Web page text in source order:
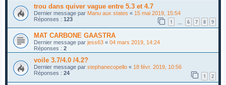
trou dans quiver vague entre 5.3 et 4.7
Dernier message par Manu aux states « 15 mai 2019, 15:54
Réponses : 123 1 6 7 8 9
MAT CARBONE GAASTRA
Dernier message par jess63 « 04 mars 2019, 14:24
Réponses : 2
voile 3.7/4.0 /4.2?
Dernier message par stephanecopello « 18 févr. 2019, 10:56
Réponses : 24 1 2